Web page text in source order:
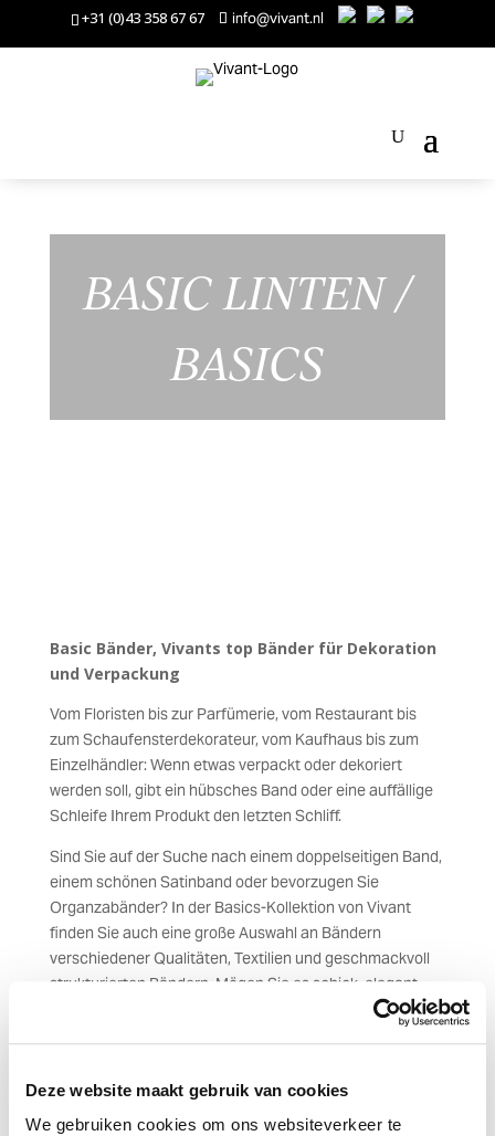
Deze website maakt gebruik van cookies
We gebruiken cookies om ons websiteverkeer te
+31 (0)43 358 67 67 info@vivant.nl
BASIC LINTEN/
BASICS
Basic Bänder, Vivants top Bänder für Dekoration
und Verpackung
Vom Floristen bis zur Parfümerie, vom Restaurant bis
zum Schaufensterdekorateur, vom Kaufhaus bis zum
Einzelhändler: Wenn etwas verpackt oder dekoriert
werden soll, gibt ein hübsches Band oder eine auffällige
Schleife Ihrem Produkt den letzten Schliff.
Sind Sie auf der Suche nach einem doppelseitigen Band,
einem schönen Satinband oder bevorzugen Sie
Organzabänder? In der Basics-Kollektion von Vivant
finden Sie auch eine große Auswahl an Bändern
verschiedener Qualitäten, Textilien und geschmackvoll
strukturierten Bändern. Mögen Sie es schick, elegant,
kokett, luxuriös oder lieber raffiniert, sportlich, schlicht